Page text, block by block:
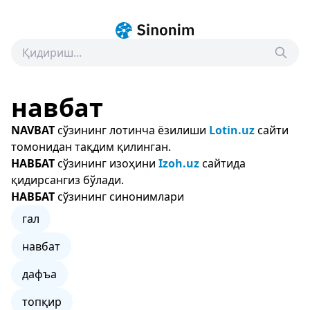
навбат
NAVBATсўзининг лотинча ёзилиши Lotin.uzсайти
томонидан тақдим қилинган.
НАВБАТсўзининг изоҳини Izoh.uzсайтида
қидирсангиз бўлади.
НАВБАТсўзининг синонимлари
гал
навбат
дафъа
топқир